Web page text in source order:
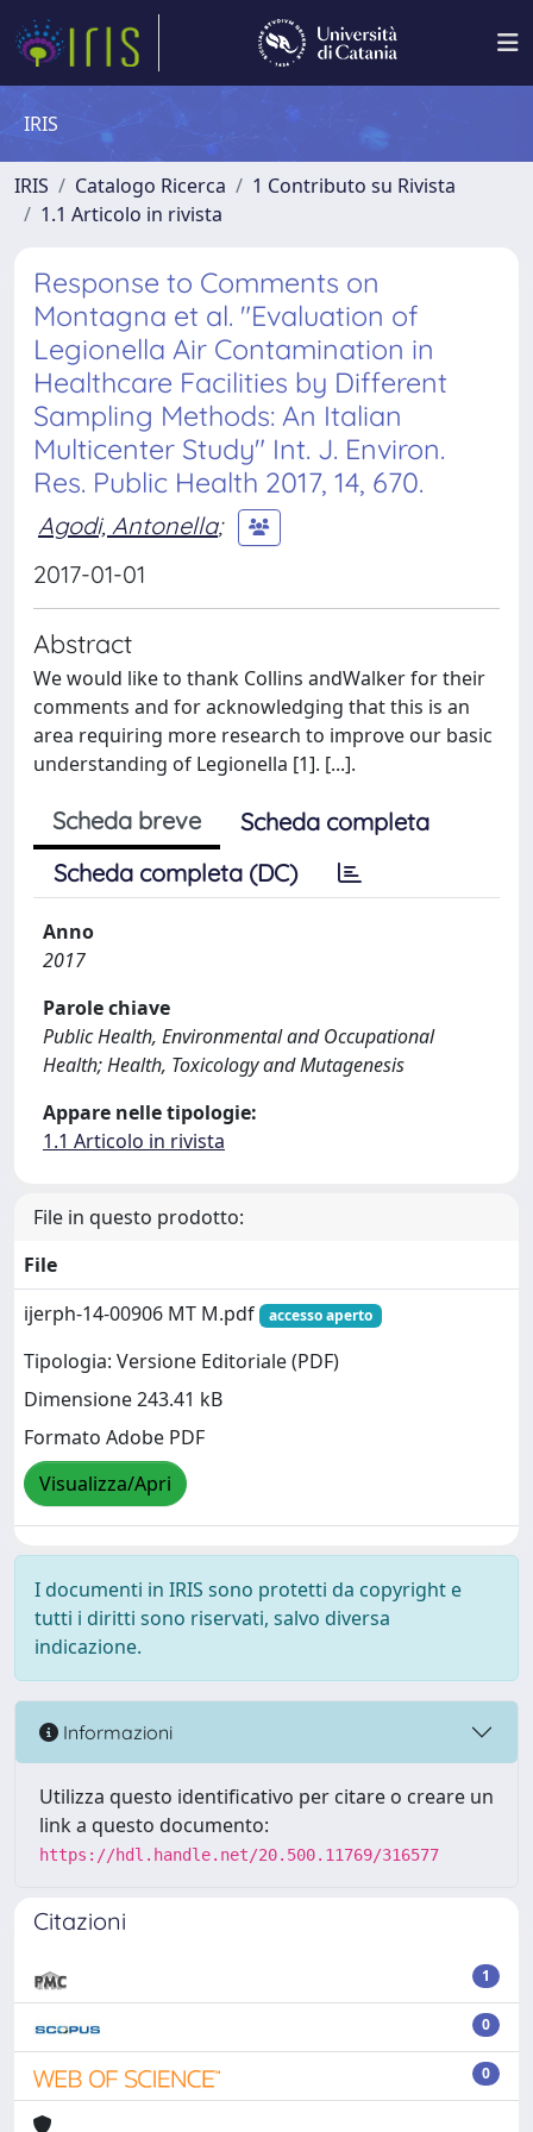
IRIS
IRIS Catalogo Ricerca
1 Contributo su Rivista
1.1 Articolo in rivista
Response to Comments on
Montagna et al. "Evaluation of
Legionella Air Contamination in
Healthcare Facilities by Different
Sampling Methods: An Italian
Multicenter Study" Int. J. Environ.
Res. Public Health 2017, 14, 670.
Agodi, Antonella;
2017-01-01
Abstract
We would like to thank Collins andWalker for their
comments and for acknowledging that this is an
area requiring more research to improve our basic
understanding of Legionella [1]. [...].
Scheda breve
Scheda completa
Scheda completa (DC)
Anno
2017
Parole chiave
Public Health, Environmental and Occupational
Health; Health, Toxicology and Mutagenesis
Appare nelle tipologie:
1.1 Articolo in rivista
File in questo prodotto:
File
ijerph-14-00906 MT M.pdf
accesso aperto
Tipologia: Versione Editoriale (PDF)
Dimensione 243.41 kB
Formato Adobe PDF
Visualizza/Apri
I documenti in IRIS sono protetti da copyright e
tutti i diritti sono riservati, salvo diversa
indicazione.
Informazioni
Utilizza questo identificativo per citare o creare un
link a questo documento:
https://hdl.handle.net/20.500.11769/316577
Citazioni
1
0
0